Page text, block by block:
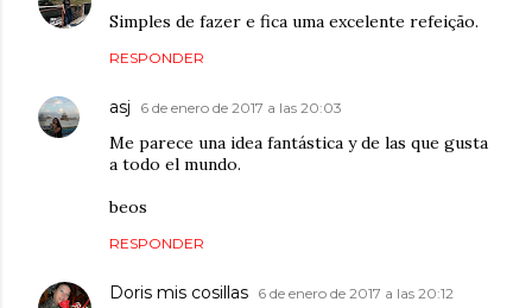
Simples de fazer e fica uma excelente refeição.
RESPONDER
asj 6 de enero de 2017 a las 20:03
Me parece una idea fantástica y de las que gusta
a todo el mundo.
beos
RESPONDER
Doris mis cosillas 6 de enero de 2017 a las 20:12